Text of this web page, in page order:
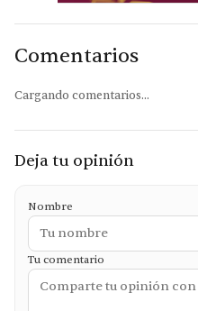
Comentarios
Cargando comentarios...
Deja tu opinión
Nombre
Tu comentario